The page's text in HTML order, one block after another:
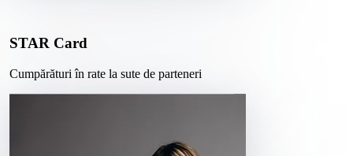
STAR Card
Cumpărături în rate la sute de parteneri